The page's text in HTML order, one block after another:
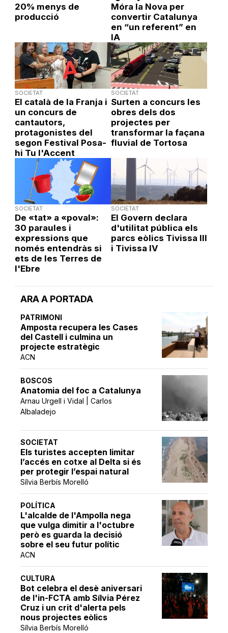
ARA A PORTADA
PATRIMONI
Amposta recupera les Cases
del Castell i culmina un
projecte estratègic
ACN
BOSCOS
Anatomia del foc a Catalunya
Arnau Urgell i Vidal | Carlos
Albaladejo
SOCIETAT
Els turistes accepten limitar
l’accés en cotxe al Delta si és
per protegir l’espai natural
Sílvia Berbís Morelló
POLÍTICA
L'alcalde de l'Ampolla nega
que vulga dimitir a l'octubre
però es guarda la decisió
sobre el seu futur polític
ACN
CULTURA
Bot celebra el desè aniversari
de l'in-FCTA amb Sílvia Pérez
Cruz i un crit d'alerta pels
nous projectes eòlics
Sílvia Berbís Morelló
20% menys de
producció
Móra la Nova per
convertir Catalunya
en “un referent” en
IA
SOCIETAT
El català de la Franja i
un concurs de
cantautors,
protagonistes del
segon Festival Posa-
hi Tu l'Accent
SOCIETAT
Surten a concurs les
obres dels dos
projectes per
transformar la façana
fluvial de Tortosa
SOCIETAT
De «tat» a «poval»:
30 paraules i
expressions que
només entendràs si
ets de les Terres de
l'Ebre
SOCIETAT
El Govern declara
d'utilitat pública els
parcs eòlics Tivissa III
i Tivissa IV